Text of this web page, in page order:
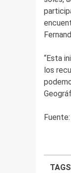
“Esta
los
Fuente: